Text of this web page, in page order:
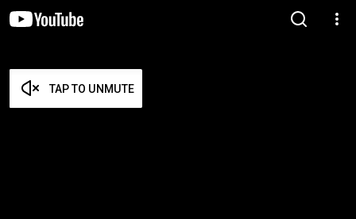
TAP TO UNMUTE